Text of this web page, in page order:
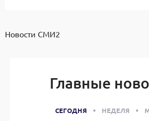
Новости СМИ2
Главные
СЕГОДНЯ НЕДЕЛЯ